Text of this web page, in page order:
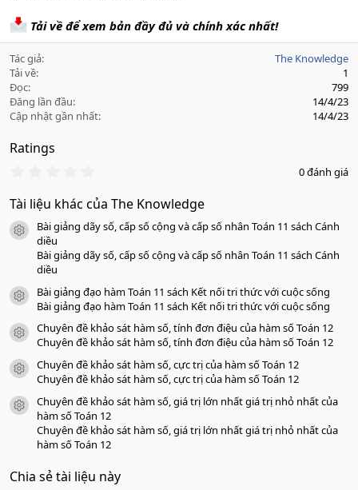
Tải về để xem bản đầy đủ và chính xác nhất!
Tác giả
The Knowledge
Tải về
1
Đọc
799
Đăng lần đầu
14/4/23
Cập nhật gần nhất
14/4/23
Ratings
0
0
a
0 đánh giá
Tài liệu khác của The Knowledge
icon tài liệu
Bài giảng dãy số, cấp số cộng và cấp số nhân Toán 11 sách Cánh
diều
Bài giảng dãy số, cấp số cộng và cấp số nhân Toán 11 sách Cánh
diều
icon tài liệu
Bài giảng đạo hàm Toán 11 sách Kết nối tri thức với cuộc sống
Bài giảng đạo hàm Toán 11 sách Kết nối tri thức với cuộc sống
icon tài liệu
Chuyên đề khảo sát hàm số, tính đơn điệu của hàm số Toán 12
Chuyên đề khảo sát hàm số, tính đơn điệu của hàm số Toán 12
icon tài liệu
Chuyên đề khảo sát hàm số, cực trị của hàm số Toán 12
Chuyên đề khảo sát hàm số, cực trị của hàm số Toán 12
icon tài liệu
Chuyên đề khảo sát hàm số, giá trị lớn nhất giá trị nhỏ nhất của
hàm số Toán 12
Chuyên đề khảo sát hàm số, giá trị lớn nhất giá trị nhỏ nhất của
hàm số Toán 12
Chia sẻ tài liệu này